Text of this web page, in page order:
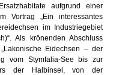
aufgrund einer
Vortrag „Ein interessantes
im Industriegebiet
Als krönenden Abschluss
Eidechsen – der
vom Stymfalia-See bis zur
der Halbinsel, von der